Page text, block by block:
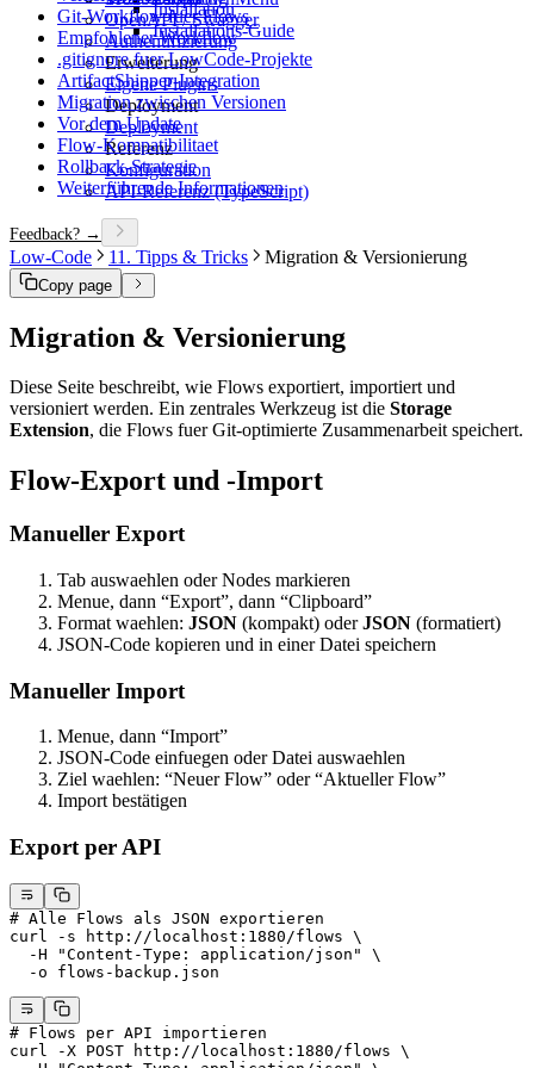
OpenAPI / Swagger
Authentifizierung
Erweiterung
Eigene Plugins
Deployment
Deployment
Referenz
Konfiguration
API-Referenz (TypeScript)
Installation
Installations-Guide
Git-Workflow fuer Flows
Empfohlener Workflow
.gitignore fuer LowCode-Projekte
ArtifactShipper-Integration
Migration zwischen Versionen
Vor dem Update
Flow-Kompatibilitaet
Rollback-Strategie
Weiterführende Informationen
Feedback? →
Low-Code 11. Tipps & Tricks Migration & Versionierung
Copy page
Migration & Versionierung
Diese Seite beschreibt, wie Flows exportiert, importiert und
versioniert werden. Ein zentrales Werkzeug ist die Storage
Extension, die Flows fuer Git-optimierte Zusammenarbeit speichert.
Flow-Export und -Import
Manueller Export
Tab auswaehlen oder Nodes markieren
Menue, dann “Export”, dann “Clipboard”
Format waehlen: JSON (kompakt) oderJSON (formatiert)
JSON-Code kopieren und in einer Datei speichern
Manueller Import
Menue, dann “Import”
JSON-Code einfuegen oder Datei auswaehlen
Ziel waehlen: “Neuer Flow” oder “Aktueller Flow”
Import bestätigen
Export per API
# Alle Flows als JSON exportieren
curl -s http://localhost:1880/flows \
  -H
"Content-Type: application/json"
\
  -o
flows-backup.json
# Flows per API importieren
curl
-X POST http://localhost:1880/flows \